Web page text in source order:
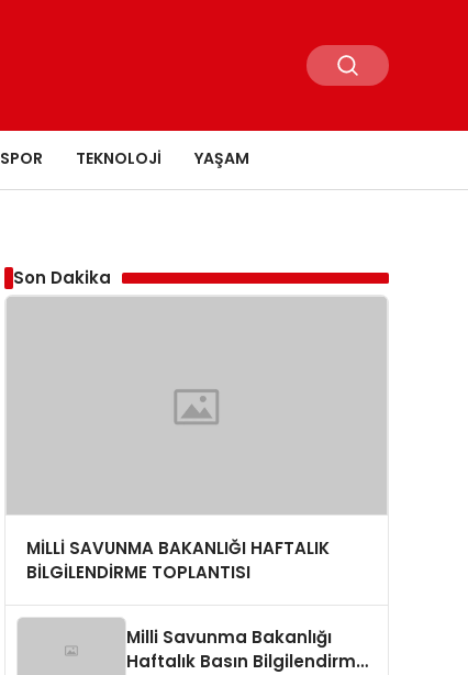
SPOR TEKNOLOJI YAŞAM
Son Dakika
MİLLİ SAVUNMA BAKANLIĞI HAFTALIK
BİLGİLENDİRME TOPLANTISI
Milli Savunma Bakanlığı
Haftalık Basın Bilgilendirme